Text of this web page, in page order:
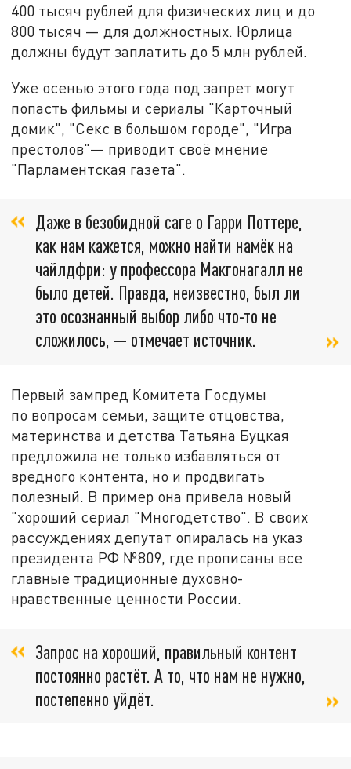
400 тысяч рублей для физических лиц и до
800 тысяч — для должностных. Юрлица
должны будут заплатить до 5 млн рублей.
Уже осенью этого года под запрет могут
попасть фильмы и сериалы "Карточный
домик", "Секс в большом городе", "Игра
престолов"— приводит своё мнение
"Парламентская газета".
Даже в безобидной саге о Гарри Поттере,
как нам кажется, можно найти намёк на
чайлдфри: у профессора Макгонагалл не
было детей. Правда, неизвестно, был ли
это осознанный выбор либо что-то не
сложилось, — отмечает источник.
Первый зампред Комитета Госдумы
по вопросам семьи, защите отцовства,
материнства и детства Татьяна Буцкая
предложила не только избавляться от
вредного контента, но и продвигать
полезный. В пример она привела новый
"хороший сериал "Многодетство". В своих
рассуждениях депутат опиралась на указ
президента РФ №809, где прописаны все
главные традиционные духовно-
нравственные ценности России.
Запрос на хороший, правильный контент
постоянно растёт. А то, что нам не нужно,
постепенно уйдёт.